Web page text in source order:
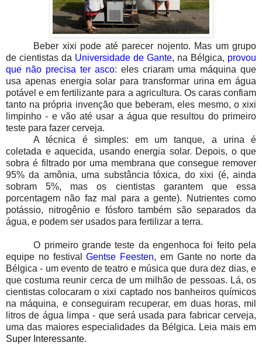
Beber xixi pode até parecer nojento. Mas um grupo
de cientistas da Universidade de Gante, na Bélgica, provou
que não precisa ter asco: eles criaram uma máquina que
usa apenas energia solar para transformar urina em água
potável e em fertilizante para a agricultura. Os caras confiam
tanto na própria invenção que beberam, eles mesmo, o xixi
limpinho - e vão até usar a água que resultou do primeiro
teste para fazer cerveja.
A técnica é simples: em um tanque, a urina é
coletada e aquecida, usando energia solar. Depois, o que
sobra é filtrado por uma membrana que consegue remover
95% da amônia, uma substância tóxica, do xixi (é, ainda
sobram 5%, mas os cientistas garantem que essa
porcentagem não faz mal para a gente). Nutrientes como
potássio, nitrogênio e fósforo também são separados da
água, e podem ser usados para fertilizar a terra.
O primeiro grande teste da engenhoca foi feito pela
equipe no festivalGentse Feesten, em Gante no norte da
Bélgica - um evento de teatro e música que dura dez dias, e
que costuma reunir cerca de um milhão de pessoas. Lá, os
cientistas colocaram o xixi captado nos banheiros químicos
na máquina, e conseguiram recuperar, em duas horas, mil
litros de água limpa - que será usada para fabricar cerveja,
uma das maiores especialidades da Bélgica. Leia mais em
Super Interessante.